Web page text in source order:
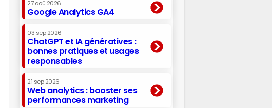
27 aoû 2026
Google Analytics GA4
03 sep 2026
ChatGPT et IA génératives :
bonnes pratiques et usages
responsables
21 sep 2026
Web analytics : booster ses
performances marketing